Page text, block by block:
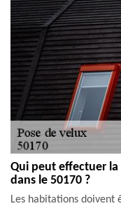
Qui peut effectuer la
dans le 50170 ?
Les habitations doivent